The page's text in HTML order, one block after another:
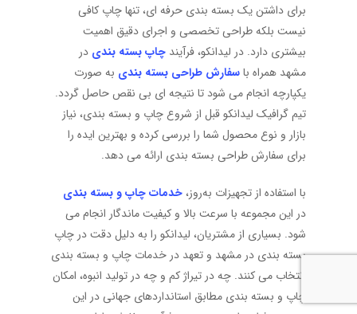
برای داشتن یک بسته بندی حرفه ای، تنها چاپ کافی
نیست بلکه طراحی تخصصی و اجرای دقیق اهمیت
بیشتری دارد. در لیدانکو، فرآیند چاپ بسته بندی در
مشهد همراه باسفارش طراحی بسته بندی به صورت
یکپارچه انجام می شود تا نتیجه ای بی نقص حاصل گردد.
تیم گرافیک لیدانکو قبل از شروع چاپ و بسته بندی، نیاز
بازار و نوع محصول شما را بررسی کرده و بهترین ایده را
برای سفارش طراحی بسته بندی ارائه می دهد.
با استفاده از تجهیزات به‌روز، خدمات چاپ و بسته بندی
در این مجموعه با سرعت بالا و کیفیت ماندگار انجام می
شود. بسیاری از مشتریان، لیدانکو را به دلیل دقت در چاپ
بسته بندی در مشهد و تعهد در خدمات چاپ و بسته بندی
انتخاب می کنند. چه در تیراژ کم و چه در تولید انبوه، امکان
چاپ و بسته بندی مطابق استانداردهای جهانی در این